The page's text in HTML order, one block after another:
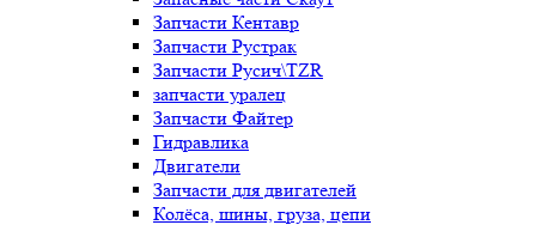
Запчасти Кентавр
Запчасти Рустрак
Запчасти Русич\TZR
запчасти уралец
Запчасти Файтер
Гидравлика
Двигатели
Запчасти для двигателей
Колёса, шины, груза, цепи